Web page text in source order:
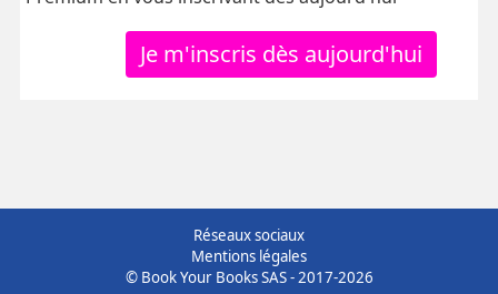
Je m'inscris dès aujourd'hui
Réseaux sociaux
Mentions légales
© Book Your Books SAS - 2017-2026